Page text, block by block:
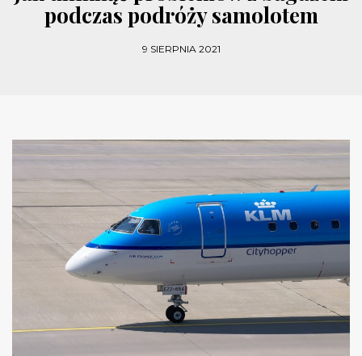
podczas podróży samolotem
9 SIERPNIA 2021